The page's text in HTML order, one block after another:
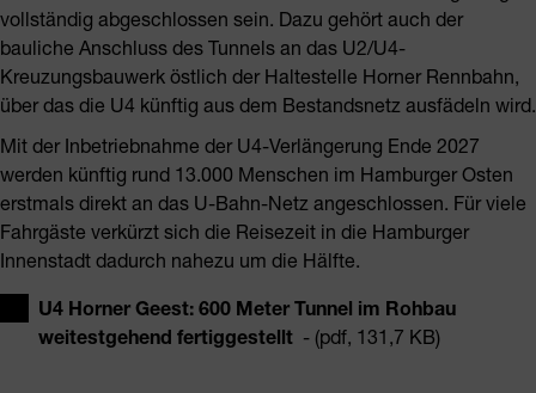
vollständig abgeschlossen sein. Dazu gehört auch der
bauliche Anschluss des Tunnels an das U2/U4-
Kreuzungsbauwerk östlich der Haltestelle Horner Rennbahn,
über das die U4 künftig aus dem Bestandsnetz ausfädeln wird.
Mit der Inbetriebnahme der U4-Verlängerung Ende 2027
werden künftig rund 13.000 Menschen im Hamburger Osten
erstmals direkt an das U-Bahn-Netz angeschlossen. Für viele
Fahrgäste verkürzt sich die Reisezeit in die Hamburger
Innenstadt dadurch nahezu um die Hälfte.
U4 Horner Geest: 600 Meter Tunnel im Rohbau
weitestgehend fertiggestellt - (pdf, 131,7 KB)